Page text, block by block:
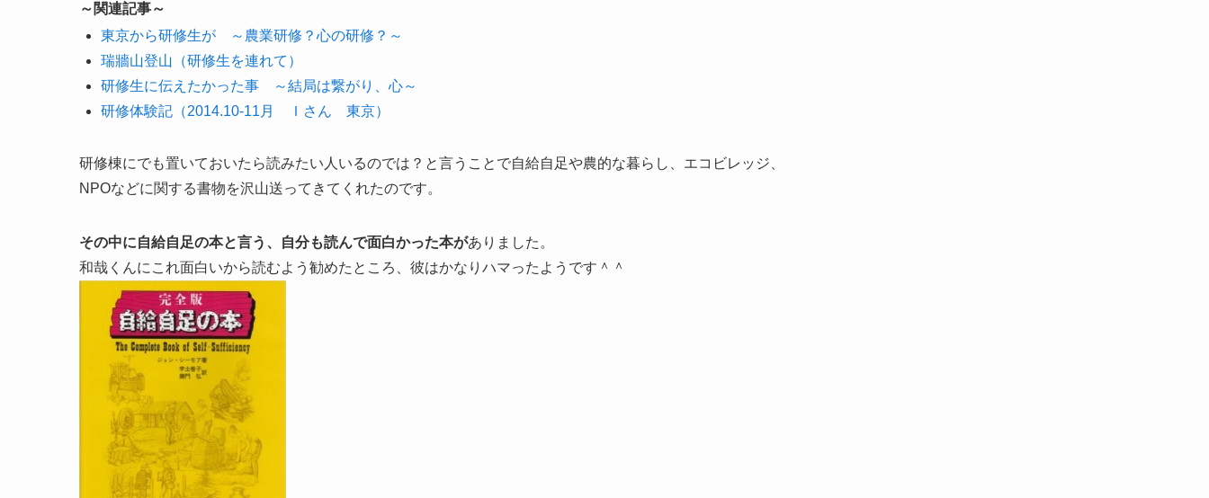
～関連記事～
東京から研修生が ～農業研修？心の研修？～
瑞牆山登山（研修生を連れて）
研修生に伝えたかった事 ～結局は繋がり、心～
研修体験記（2014.10-11月 Ｉさん 東京）
研修棟にでも置いておいたら読みたい人いるのでは？と言うことで自給自足や農的な暮らし、エコビレッジ、
NPOなどに関する書物を沢山送ってきてくれたのです。
その中に自給自足の本と言う、自分も読んで面白かった本がありました。
和哉くんにこれ面白いから読むよう勧めたところ、彼はかなりハマったようです＾＾